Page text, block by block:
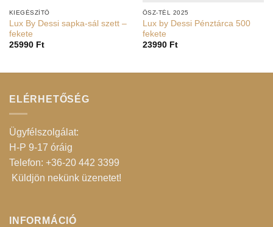
KIEGÉSZÍTŐ
Lux By Dessi sapka-sál szett –
fekete
25990 Ft
ŐSZ-TÉL 2025
Lux by Dessi Pénztárca 500
fekete
23990 Ft
ELÉRHETŐSÉG
Ügyfélszolgálat:
H-P 9-17 óráig
Telefon: +36-20 442 3399
Küldjön nekünk üzenetet!
INFORMÁCIÓ